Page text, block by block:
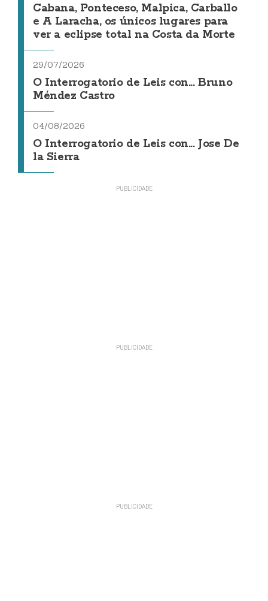
Cabana, Ponteceso, Malpica, Carballo
e A Laracha, os únicos lugares para
ver a eclipse total na Costa da Morte
29/07/2026
O Interrogatorio de Leis con... Bruno
Méndez Castro
04/08/2026
O Interrogatorio de Leis con... Jose De
la Sierra